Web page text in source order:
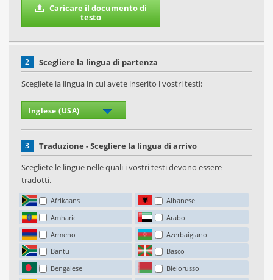
Caricare il documento di
testo
2
Scegliere la lingua di partenza
Scegliete la lingua in cui avete inserito i vostri testi:
3
Traduzione - Scegliere la lingua di arrivo
Scegliete le lingue nelle quali i vostri testi devono essere
tradotti.
Afrikaans
Albanese
Amharic
Arabo
Armeno
Azerbaigiano
Bantu
Basco
Bengalese
Bielorusso